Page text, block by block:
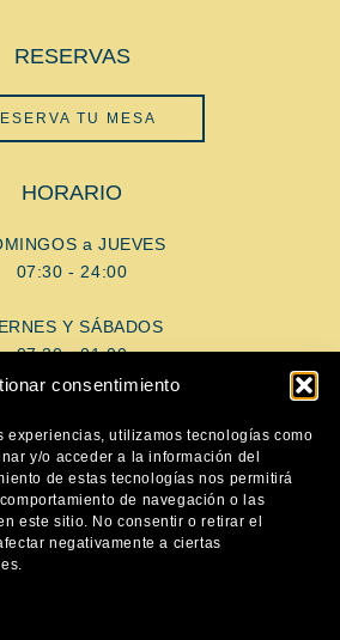
consentimiento
experiencias, utilizamos tecnologías como
y/o acceder a la información del
de estas tecnologías nos permitirá
de navegación o las
este sitio. No consentir o retirar el
negativamente a ciertas
RESERVAS
TU MESA
HORARIO
a JUEVES
07:30 - 24:00
Y SÁBADOS
07:30 - 01:00
AYUDA
Aviso Legal
de privacidad
de cookies